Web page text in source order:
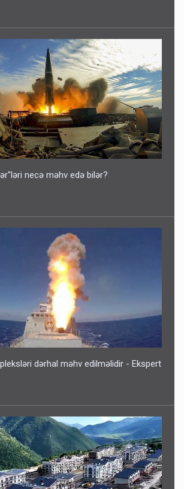
necə məhv edə bilər?
dərhal məhv edilməlidir - Ekspert